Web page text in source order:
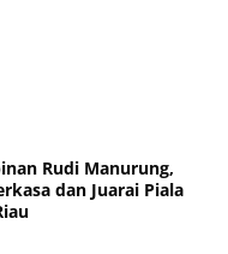
Rudi Manurung,
dan Juarai Piala